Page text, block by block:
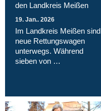
den Landkreis Meißen
19. Jan.. 2026
Im Landkreis Meißen sind
neue Rettungswagen
unterwegs. Während
sieben von …